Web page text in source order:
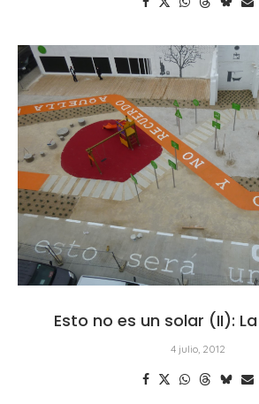
Esto no es un solar (II):
4 julio, 2012